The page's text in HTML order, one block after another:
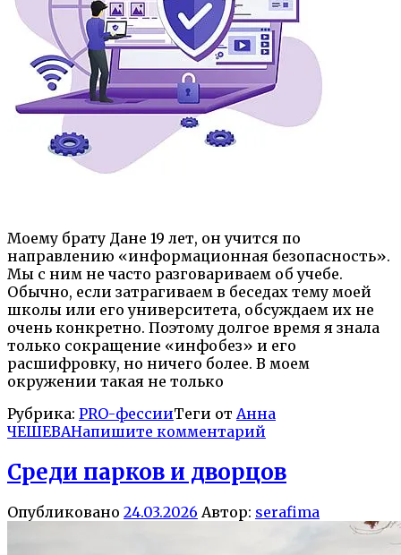
Моему брату Дане 19 лет, он учится по
направлению «информационная безопасность».
Мы с ним не часто разговариваем об учебе.
Обычно, если затрагиваем в беседах тему моей
школы или его университета, обсуждаем их не
очень конкретно. Поэтому долгое время я знала
только сокращение «инфобез» и его
расшифровку, но ничего более. В моем
окружении такая не только
Рубрика: PRO-фессииТеги от Анна
ЧЕШЕВАНапишите комментарий
Среди парков и дворцов
Опубликовано 24.03.2026 Автор: serafima